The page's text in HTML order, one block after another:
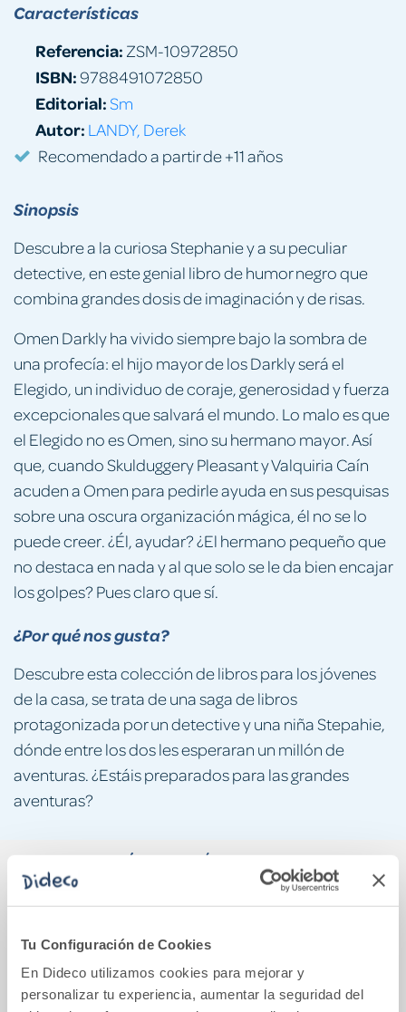
Tu Configuración de Cookies
En Dideco utilizamos cookies para mejorar y
personalizar tu experiencia, aumentar la seguridad del
Sinopsis
Descubre a la curiosa Stephanie y a su peculiar
detective, en este genial libro de humor negro que
combina grandes dosis de imaginación y de risas.
Omen Darkly ha vivido siempre bajo la sombra de
una profecía: el hijo mayor de los Darkly será el
Elegido, un individuo de coraje, generosidad y fuerza
excepcionales que salvará el mundo. Lo malo es que
el Elegido no es Omen, sino su hermano mayor. Así
que, cuando Skulduggery Pleasant y Valquiria Caín
acuden a Omen para pedirle ayuda en sus pesquisas
sobre una oscura organización mágica, él no se lo
puede creer. ¿Él, ayudar? ¿El hermano pequeño que
no destaca en nada y al que solo se le da bien encajar
los golpes? Pues claro que sí.
¿Por qué nos gusta?
Descubre esta colección de libros para los jóvenes
de la casa, se trata de una saga de libros
protagonizada por un detective y una niña Stepahie,
dónde entre los dos les esperaran un millón de
aventuras. ¿Estáis preparados para las grandes
aventuras?
Características
Referencia: ZSM-10972850
ISBN:9788491072850
Editorial:Sm
Autor: LANDY, Derek
Recomendado a partir de +11 años
También podría gustarte...